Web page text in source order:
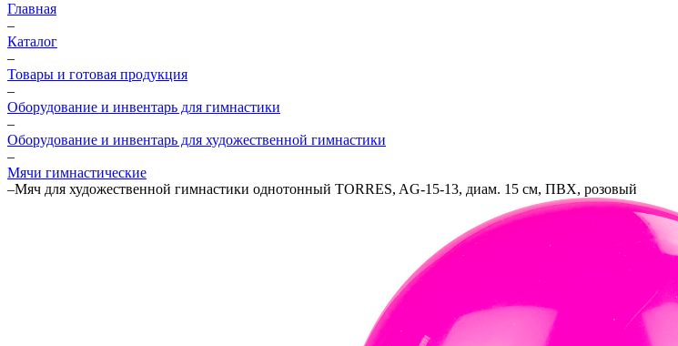
Главная
–
Каталог
–
Товары и готовая продукция
–
Оборудование и инвентарь для гимнастики
–
Оборудование и инвентарь для художественной гимнастики
–
Мячи гимнастические
–Мяч для художественной гимнастики однотонный TORRES, AG-15-13, диам. 15 см, ПВХ, розовый